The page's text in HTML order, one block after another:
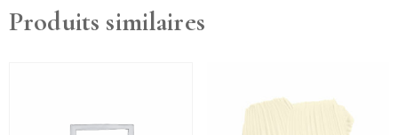
Produits similaires
plusieurs